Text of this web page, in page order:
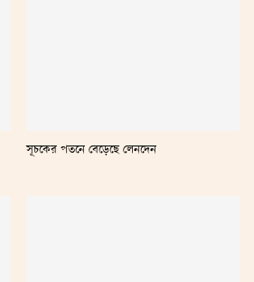
সূচকের পতনে বেড়েছে লেনদেন